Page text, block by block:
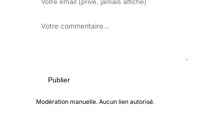
Publier
Modération manuelle. Aucun lien autorisé.